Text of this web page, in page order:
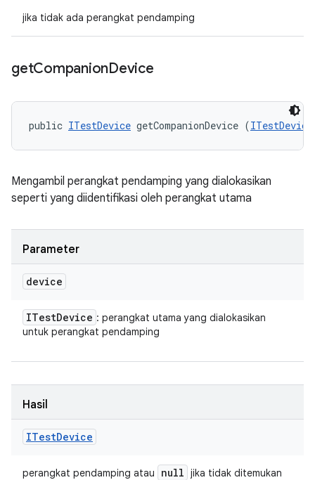
jika tidak ada perangkat pendamping
getCompanionDevice
public ITestDevice getCompanionDevice (ITestDevice
Mengambil perangkat pendamping yang dialokasikan
seperti yang diidentifikasi oleh perangkat utama
Parameter
device
ITestDevice : perangkat utama yang dialokasikan
untuk perangkat pendamping
Hasil
ITestDevice
perangkat pendamping atau null jika tidak ditemukan